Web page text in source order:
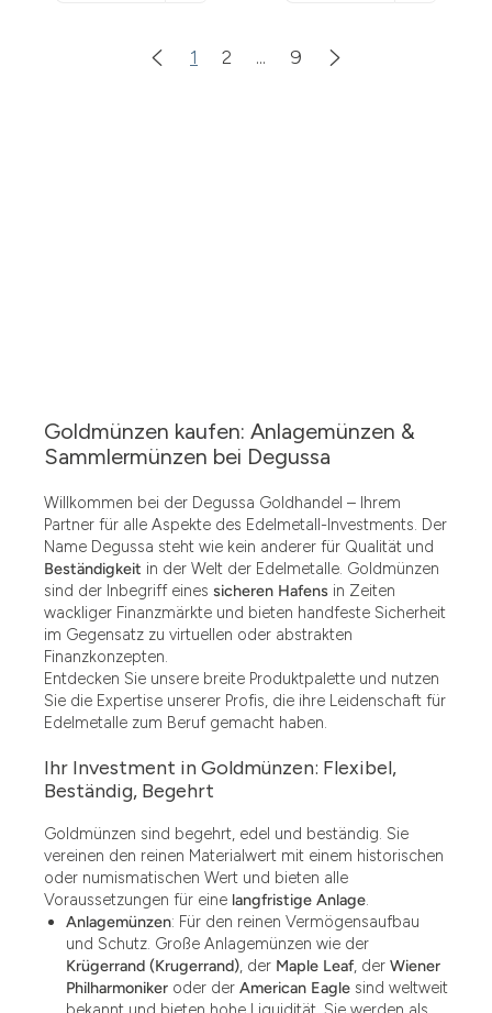
1 2 ... 9
Goldmünzen kaufen: Anlagemünzen &
Sammlermünzen bei Degussa
Willkommen bei der Degussa Goldhandel – Ihrem
Partner für alle Aspekte des Edelmetall-Investments. Der
Name Degussa steht wie kein anderer für Qualität und
Beständigkeit in der Welt der Edelmetalle. Goldmünzen
sind der Inbegriff eines sicheren Hafens in Zeiten
wackliger Finanzmärkte und bieten handfeste Sicherheit
im Gegensatz zu virtuellen oder abstrakten
Finanzkonzepten.
Entdecken Sie unsere breite Produktpalette und nutzen
Sie die Expertise unserer Profis, die ihre Leidenschaft für
Edelmetalle zum Beruf gemacht haben.
Ihr Investment in Goldmünzen: Flexibel,
Beständig, Begehrt
Goldmünzen sind begehrt, edel und beständig. Sie
vereinen den reinen Materialwert mit einem historischen
oder numismatischen Wert und bieten alle
Voraussetzungen für eine langfristige Anlage.
Anlagemünzen: Für den reinen Vermögensaufbau
und Schutz. Große Anlagemünzen wie der
Krügerrand (Krugerrand), der Maple Leaf, der Wiener
Philharmoniker oder der American Eagle sind weltweit